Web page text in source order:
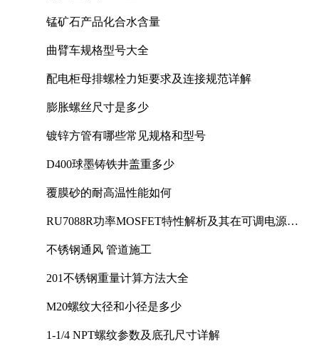
锰矿石产品化合水含量
曲臂车规格型号大全
配电柜母排螺栓力矩要求及连接规范详解
膨胀螺丝尺寸是多少
镀锌方管有哪些常见规格和型号
D400球墨铸铁井盖重多少
覆膜砂的耐高温性能如何
RU7088R功率MOSFET特性解析及其在可调电源设
不锈钢通风 管道施工
201不锈钢重量计算方法大全
M20螺纹大径和小径是多少
1-1/4 NPT螺纹参数及底孔尺寸详解